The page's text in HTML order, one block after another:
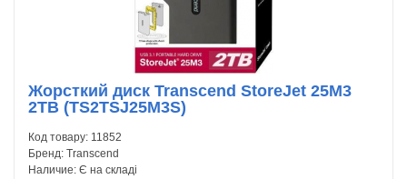
Жорсткий диск Transcend StoreJet 25M3
2TB (TS2TSJ25M3S)
Код товару: 11852
Бренд: Transcend
Наличие: Є на складі